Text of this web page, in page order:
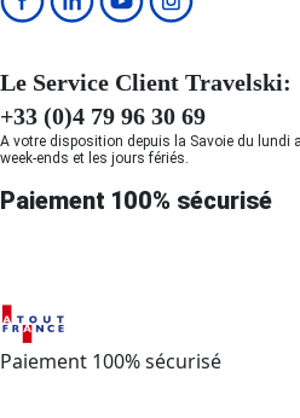
Le Service Client Travelski:
+33 (0)4 79 96 30 69
A votre disposition depuis la Savoie du lundi
week-ends et les jours fériés.
Paiement 100% sécurisé
Paiement 100% sécurisé